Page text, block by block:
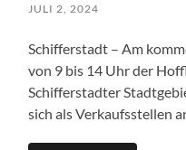
JULI 2, 2024
Schifferstadt – Am
von 9 bis 14 Uhr der
Schifferstadter
sich als Verkaufsstellen